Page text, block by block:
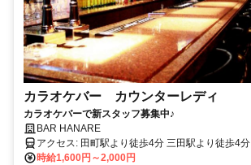
カラオケバー カウンターレディ
カラオケバーで新スタッフ募集中♪
BAR HANARE
アクセス: 田町駅より徒歩4分 三田駅より徒歩4分
時給1,600円～2,000円